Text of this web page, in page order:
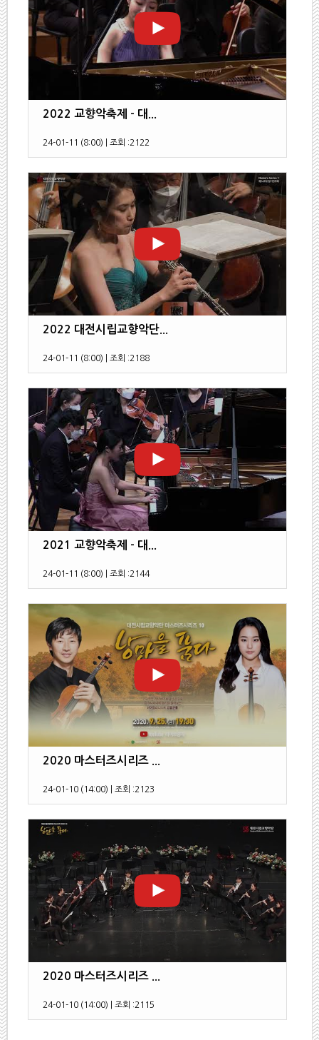
2022 교향악축제 - 대...
24-01-11 (8:00) 조회 :2122
2022 대전시립교향악단...
24-01-11 (8:00) 조회 :2188
2021 교향악축제 - 대...
24-01-11 (8:00) 조회 :2144
2020 마스터즈시리즈 ...
24-01-10 (14:00) 조회 :2123
2020 마스터즈시리즈 ...
24-01-10 (14:00) 조회 :2115